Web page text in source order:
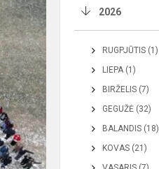
2026
RUGPJŪTIS (1)
LIEPA (1)
BIRŽELIS (7)
GEGUŽĖ (32)
BALANDIS (18)
KOVAS (21)